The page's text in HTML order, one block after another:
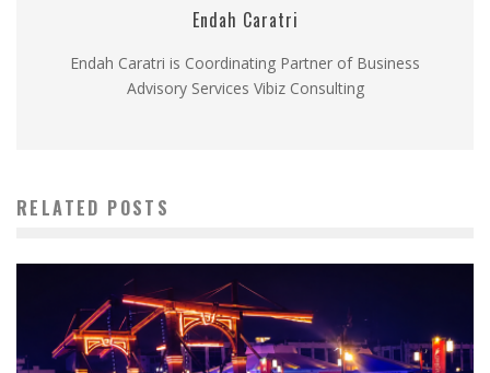
Endah Caratri
Endah Caratri is Coordinating Partner of Business
Advisory Services Vibiz Consulting
RELATED POSTS